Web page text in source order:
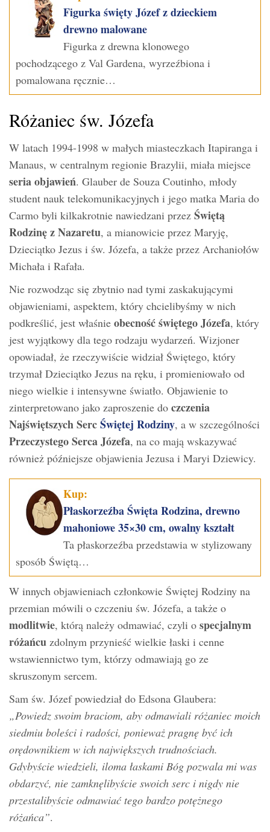
Figurka święty Józef z dzieckiem
drewno malowane
Figurka z drewna klonowego
pochodzącego z Val Gardena, wyrzeźbiona i
pomalowana ręcznie…
Różaniec św. Józefa
W latach 1994-1998 w małych miasteczkach Itapiranga i
Manaus, w centralnym regionie Brazylii, miała miejsce
seria objawień. Glauber de Souza Coutinho, młody
student nauk telekomunikacyjnych i jego matka Maria do
Carmo byli kilkakrotnie nawiedzani przez Świętą
Rodzinę z Nazaretu, a mianowicie przez Maryję,
Dzieciątko Jezus i św. Józefa, a także przez Archaniołów
Michała i Rafała.
Nie rozwodząc się zbytnio nad tymi zaskakującymi
objawieniami, aspektem, który chcielibyśmy w nich
podkreślić, jest właśnie obecność świętego Józefa, który
jest wyjątkowy dla tego rodzaju wydarzeń. Wizjoner
opowiadał, że rzeczywiście widział Świętego, który
trzymał Dzieciątko Jezus na ręku, i promieniowało od
niego wielkie i intensywne światło. Objawienie to
zinterpretowano jako zaproszenie do czczenia
Najświętszych SercŚwiętej Rodziny, a w szczególności
Przeczystego Serca Józefa, na co mają wskazywać
również późniejsze objawienia Jezusa i Maryi Dziewicy.
Kup:
Płaskorzeźba Święta Rodzina, drewno
mahoniowe 35×30 cm, owalny kształt
Ta płaskorzeźba przedstawia w stylizowany
sposób Świętą…
W innych objawieniach członkowie Świętej Rodziny na
przemian mówili o czczeniu św. Józefa, a także o
modlitwie, którą należy odmawiać, czyli o specjalnym
różańcu zdolnym przynieść wielkie łaski i cenne
wstawiennictwo tym, którzy odmawiają go ze
skruszonym sercem.
Sam św. Józef powiedział do Edsona Glaubera:
„Powiedz swoim braciom, aby odmawiali różaniec moich
siedmiu boleści i radości, ponieważ pragnę być ich
orędownikiem w ich największych trudnościach.
Gdybyście wiedzieli, iloma łaskami Bóg pozwala mi was
obdarzyć, nie zamknęlibyście swoich serc i nigdy nie
przestalibyście odmawiać tego bardzo potężnego
różańca”.